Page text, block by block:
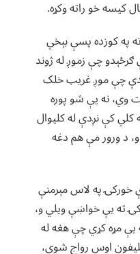
کیسه خو راته وکړه.
په کوزده پسې بېخي
چې زموږ له ژوند
دې چې موږ غریب خلک
وي، نه یې شو پوره
کلي کې نږدې له کلیوال
د ورور مې هم دغه
په لاس مېرمنې
ته یې خواښې ویلي و،
یې مړه کړي چې هغه له
اوس رواج شوی،